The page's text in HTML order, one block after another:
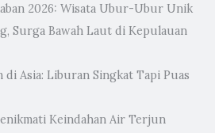
2026: Wisata Ubur-Ubur Unik
Surga Bawah Laut di Kepulauan
Asia: Liburan Singkat Tapi Puas
Keindahan Air Terjun